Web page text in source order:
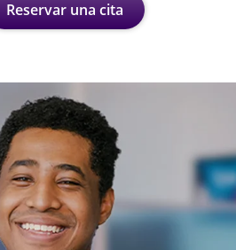
Reservar una cita